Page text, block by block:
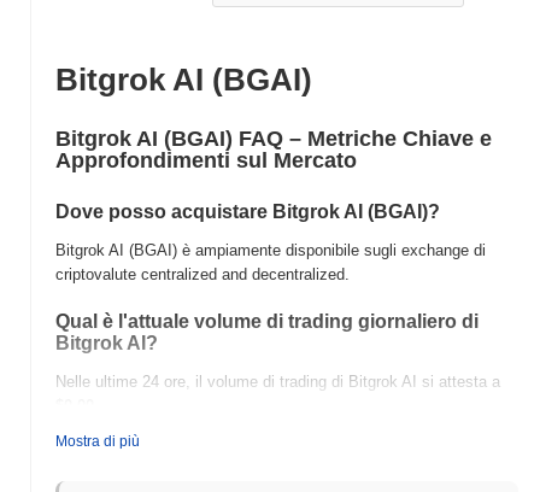
Bitgrok AI (BGAI)
Bitgrok AI (BGAI) FAQ – Metriche Chiave e
Approfondimenti sul Mercato
Dove posso acquistare Bitgrok AI (BGAI)?
Bitgrok AI (BGAI) è ampiamente disponibile sugli exchange di
criptovalute centralized and decentralized.
Qual è l'attuale volume di trading giornaliero di
Bitgrok AI?
Nelle ultime 24 ore, il volume di trading di Bitgrok AI si attesta a
Qual è lo storico della fascia di prezzo di Bitgrok
Mostra di più